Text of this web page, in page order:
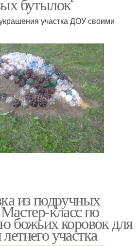
бутылок
участка ДОУ своими
из подручных
класс по
божьих коровок для
участка